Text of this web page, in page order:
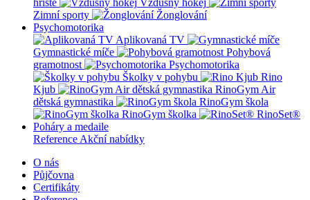
hřiště
Vzdušný hokej
Zimní sporty
Žonglování
Psychomotorika
Aplikovaná TV
Gymnastické míče
Pohybová
gramotnost
Psychomotorika
Školky v pohybu
Rino
Kjub
RinoGym Air
dětská gymnastika
RinoGym škola
RinoGym školka
RinoSet®
Poháry a medaile
Reference Akční nabídky
O nás
Půjčovna
Certifikáty